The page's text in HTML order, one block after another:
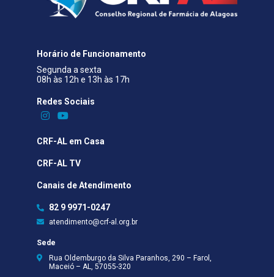
Horário de Funcionamento
Segunda a sexta
08h às 12h e 13h às 17h
Redes Sociais​
CRF-AL em Casa
CRF-AL TV
Canais de Atendimento
82 9 9971-0247
atendimento@crf-al.org.br
Sede
Rua Oldemburgo da Silva Paranhos, 290 – Farol,
Maceió – AL, 57055-320